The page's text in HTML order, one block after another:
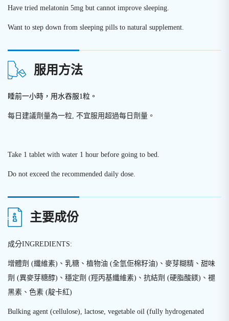
Have tried melatonin 5mg but cannot improve sleeping.
Want to step down from sleeping pills to natural supplement.
服用方法
睡前一小時，用水吞服1粒。
每日建議劑量為一粒, 不宜服用超過每日劑量。
Take 1 tablet with water 1 hour before going to bed.
Do not exceed the recommended daily dose.
主要成份
成分INGREDIENTS:
增體劑 (纖維素) 、乳糖、植物油 (全氫佢棉籽油) 、麥芽糊精、甜味
劑 (異麥芽糖醇) 、穩定劑 (羥丙基纖維素) 、抗結劑 (硬脂酸鎂) 、褪
黑素、色素 (靛卡紅)
Bulking agent (cellulose), lactose, vegetable oil (fully hydrogenated